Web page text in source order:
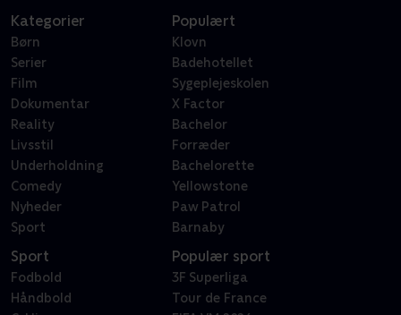
Kategorier
Børn
Serier
Film
Dokumentar
Reality
Livsstil
Underholdning
Comedy
Nyheder
Sport
Populært
Klovn
Badehotellet
Sygeplejeskolen
X Factor
Bachelor
Forræder
Bachelorette
Yellowstone
Paw Patrol
Barnaby
Sport
Fodbold
Håndbold
Populær sport
3F Superliga
Tour de France